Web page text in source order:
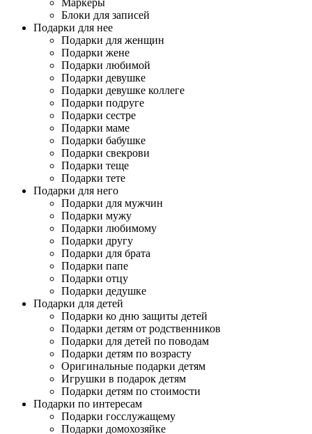
Маркеры
Блоки для записей
Подарки для нее
Подарки для женщин
Подарки жене
Подарки любимой
Подарки девушке
Подарки девушке коллеге
Подарки подруге
Подарки сестре
Подарки маме
Подарки бабушке
Подарки свекрови
Подарки теще
Подарки тете
Подарки для него
Подарки для мужчин
Подарки мужу
Подарки любимому
Подарки другу
Подарки для брата
Подарки папе
Подарки отцу
Подарки дедушке
Подарки для детей
Подарки ко дню защиты детей
Подарки детям от родственников
Подарки для детей по поводам
Подарки детям по возрасту
Оригинальные подарки детям
Игрушки в подарок детям
Подарки детям по стоимости
Подарки по интересам
Подарки госслужащему
Подарки домохозяйке